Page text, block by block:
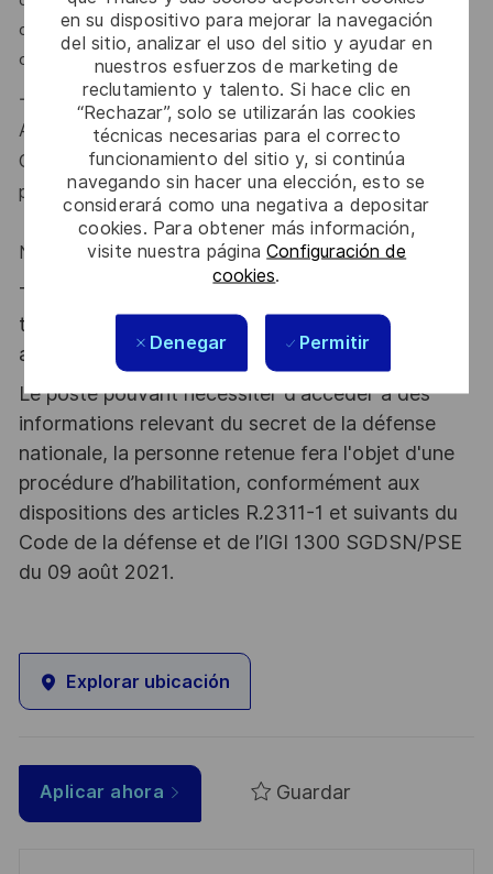
en su dispositivo para mejorar la navegación
del sitio, analizar el uso del sitio y ayudar en
nuestros esfuerzos de marketing de
reclutamiento y talento. Si hace clic en
“Rechazar”, solo se utilizarán las cookies
técnicas necesarias para el correcto
funcionamiento del sitio y, si continúa
navegando sin hacer una elección, esto se
considerará como una negativa a depositar
cookies. Para obtener más información,
visite nuestra páginaConfiguración de
cookies.
Denegar Permitir
delivery dans des environnements logiciels ou systèmes
complexes.
- La connaissance de l'écosystèmeduMinistère
Armées,
desmétiersdu
Commandement et/ou du Renseignement serait un
plus.
N'hésitez pas à postuler !
Thales, entreprise Handi-Engagée, reconnait
tous les talents. La diversité est notre meilleur
atout. Postulez et rejoignez nous !
Le poste pouvant nécessiter d'accéder à des
informations relevant du secret de la défense
nationale, la personne retenue fera l'objet d'une
procédure d’habilitation, conformément aux
dispositions des articles R.2311-1 et suivants du
Code de la défense et de l’IGI 1300 SGDSN/PSE
du 09 août 2021.
Explorar ubicación
Aplicar ahora Guardar